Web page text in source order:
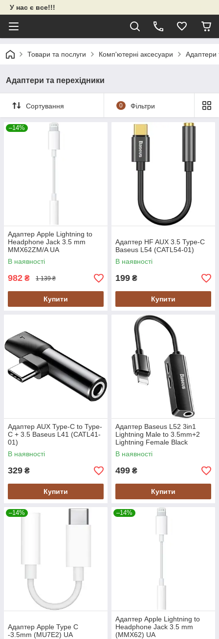
У нас є все!!!
Товари та послуги Комп'ютерні аксесуари Адаптери
Адаптери та перехідники
Сортування 0 Фільтри
–14%
Адаптер Apple Lightning to
Headphone Jack 3.5 mm
MMX62ZM/A UA
В наявності
982 ₴ 1 139 ₴
Купити
Адаптер HF AUX 3.5 Type-C
Baseus L54 (CATL54-01)
В наявності
199 ₴
Купити
Адаптер AUX Type-C to Type-
C + 3.5 Baseus L41 (CATL41-
01)
В наявності
329 ₴
Купити
Адаптер Baseus L52 3in1
Lightning Male to 3.5mm+2
Lightning Female Black
(CALL52-01)
В наявності
499 ₴
Купити
–14%
Адаптер Apple Type C
-3.5mm (MU7E2) UA
–14%
Адаптер Apple Lightning to
Headphone Jack 3.5 mm
(MMX62) UA